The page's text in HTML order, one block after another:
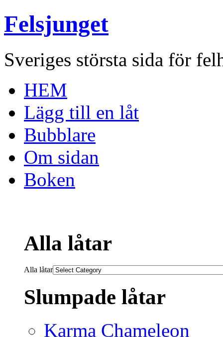
Felsjunget
Sveriges största sida för
HEM
Lägg till en låt
Bubblare
Om sidan
Boken
Alla låtar
Alla låtar
Slumpade låtar
Karma Chameleon